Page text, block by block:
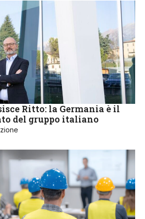
Ritto: la Germania è il
del gruppo italiano